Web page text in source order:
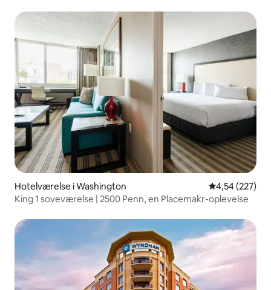
Hotelværelse i Washington 4,54 ud af 5 i
4,54 (227)
King 1 soveværelse | 2500 Penn, en Placemakr-oplevelse